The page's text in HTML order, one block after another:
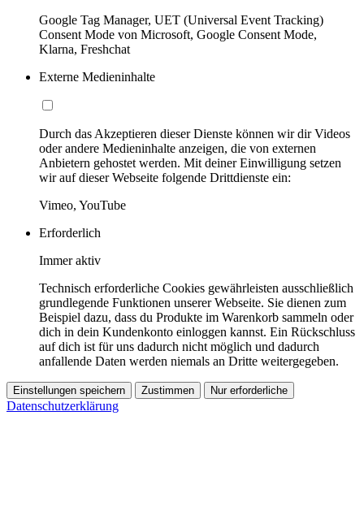
Google Tag Manager, UET (Universal Event Tracking)
Consent Mode von Microsoft, Google Consent Mode,
Klarna, Freshchat
Externe Medieninhalte
Durch das Akzeptieren dieser Dienste können wir dir Videos
oder andere Medieninhalte anzeigen, die von externen
Anbietern gehostet werden. Mit deiner Einwilligung setzen
wir auf dieser Webseite folgende Drittdienste ein:
Vimeo, YouTube
Erforderlich
Immer aktiv
Technisch erforderliche Cookies gewährleisten ausschließlich
grundlegende Funktionen unserer Webseite. Sie dienen zum
Beispiel dazu, dass du Produkte im Warenkorb sammeln oder
dich in dein Kundenkonto einloggen kannst. Ein Rückschluss
auf dich ist für uns dadurch nicht möglich und dadurch
anfallende Daten werden niemals an Dritte weitergegeben.
Einstellungen speichern Zustimmen Nur erforderliche
Datenschutzerklärung